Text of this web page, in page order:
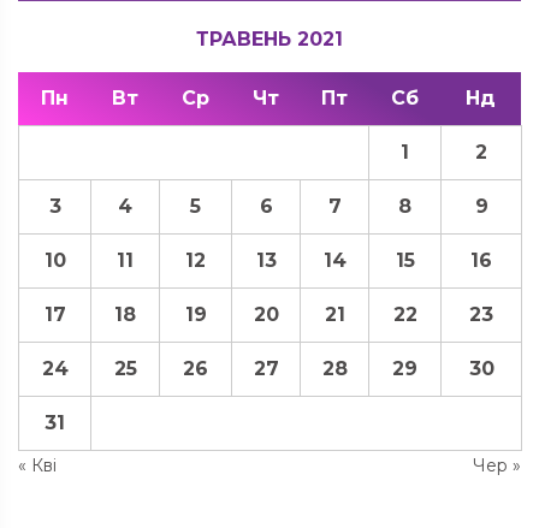
ТРАВЕНЬ 2021
Пн Вт Ср Чт Пт Сб Нд
« Кві Чер »
1 2
3 4 5 6 7 8 9
10 11 12 13 14 15 16
17 18 19 20 21 22 23
24 25 26 27 28 29 30
31